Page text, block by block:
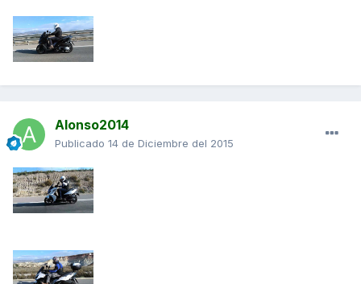
Alonso2014
Publicado 14 de Diciembre del 2015